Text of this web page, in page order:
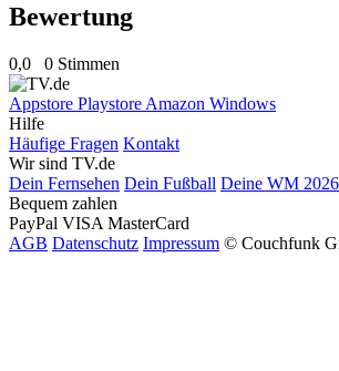
Bewertung
0,0 0 Stimmen
Appstore Playstore Amazon Windows
Hilfe
Häufige Fragen Kontakt
Wir sind TV.de
Dein Fernsehen Dein Fußball Deine WM 2026
Bequem zahlen
PayPal VISA MasterCard
AGB Datenschutz Impressum © Couchfunk